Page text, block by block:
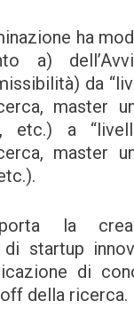
ha
a)
da
master
etc.) a
master
la
di startup
di
della ricerca.